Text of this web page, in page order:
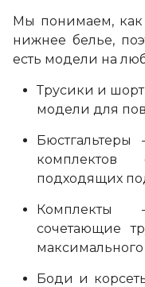
Мы понимаем, как
нижнее белье,
есть модели на
Трусики и
модели для
подходящих
Комплекты
сочетающие
Боди и